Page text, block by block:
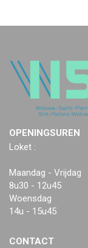
OPENINGSUREN
Loket :
Maandag - Vrijdag
8u30 - 12u45
Woensdag
14u - 15u45
CONTACT